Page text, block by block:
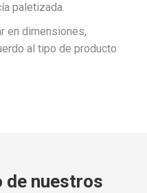
paletizada.
en dimensiones,
al tipo de producto
de nuestros